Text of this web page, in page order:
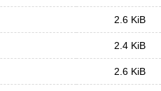
2.6 KiB
2.4 KiB
2.6 KiB